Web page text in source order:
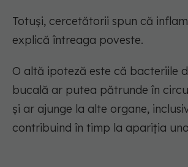
Totuși, cercetătorii spun că
explică întreaga poveste.
O altă ipoteză este că bacteriile
bucală ar putea pătrunde în
și ar ajunge la alte organe,
contribuind în timp la apariția